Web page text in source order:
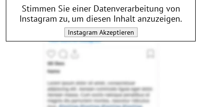
Stimmen Sie einer Datenverarbeitung von
Instagram zu, um diesen Inhalt anzuzeigen.
InstagramAkzeptieren